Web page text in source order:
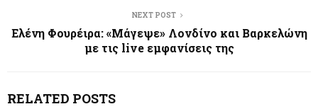
NEXT POST
Ελένη Φουρέιρα: «Μάγεψ​ε» Λονδίνο και Βαρκελώνη
με τις live εμφανίσεις της
RELATED POSTS